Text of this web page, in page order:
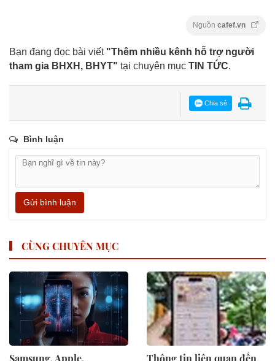
Nguồn cafef.vn
Bạn đang đọc bài viết "Thêm nhiều kênh hỗ trợ người
tham gia BHXH, BHYT" tại chuyên mục TIN TỨC.
Chia sẻ
Bình luận
Gửi bình luận
CÙNG CHUYÊN MỤC
Samsung, Apple,
Thông tin liên quan đến